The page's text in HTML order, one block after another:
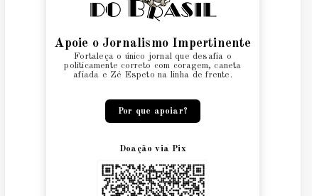
Apoie o Jornalismo Impertinente
Fortaleça o único jornal que desafia o
politicamente correto com coragem, caneta
afiada e Zé Espeto na linha de frente.
Por que apoiar?
Doação via Pix